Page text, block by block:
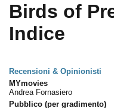
Birds of
Indice
Recensioni & Opinionisti
MYmovies
Andrea Fornasiero
Pubblico (per gradimento)